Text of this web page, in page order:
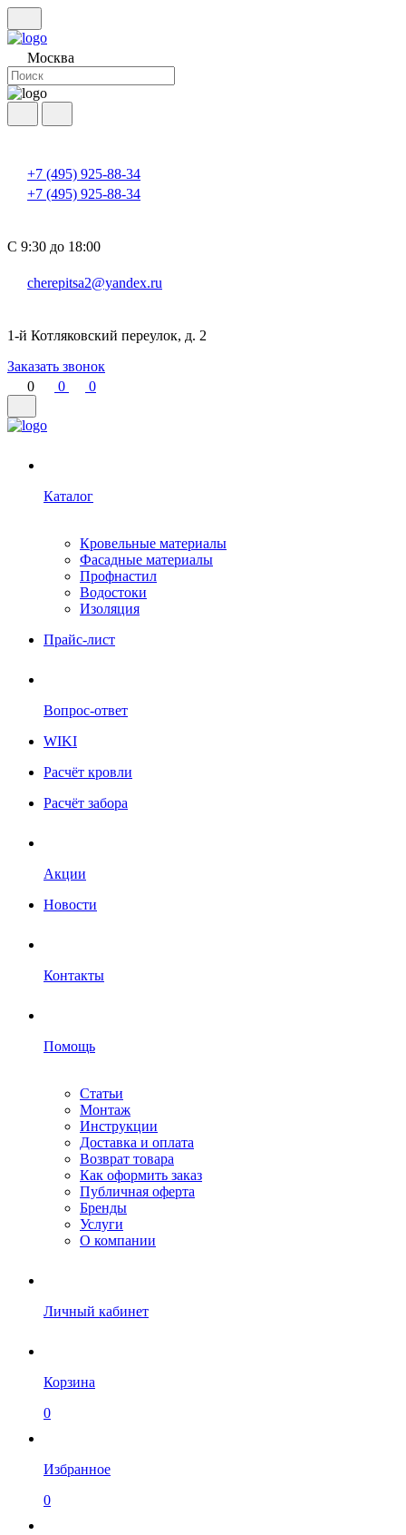
Москва
+7 (495) 925-88-34
+7 (495) 925-88-34
С 9:30 до 18:00
cherepitsa2@yandex.ru
1-й Котляковский переулок, д. 2
Заказать звонок
0
0 0
Каталог
Кровельные материалы
Фасадные материалы
Профнастил
Водостоки
Изоляция
Прайс-лист
Вопрос-ответ
WIKI
Расчёт кровли
Расчёт забора
Акции
Новости
Контакты
Помощь
Статьи
Монтаж
Инструкции
Доставка и оплата
Возврат товара
Как оформить заказ
Публичная оферта
Бренды
Услуги
О компании
Личный кабинет
Корзина
0
Избранное
0